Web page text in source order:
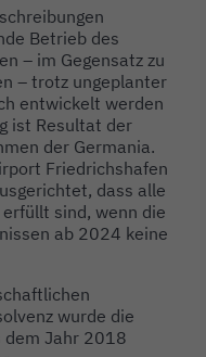
Betrieb des
– im Gegensatz zu
– trotz ungeplanter
entwickelt werden
ist Resultat der
der Germania.
Friedrichshafen
dass alle
sind, wenn die
ab 2024 keine
wurde die
dem Jahr 2018